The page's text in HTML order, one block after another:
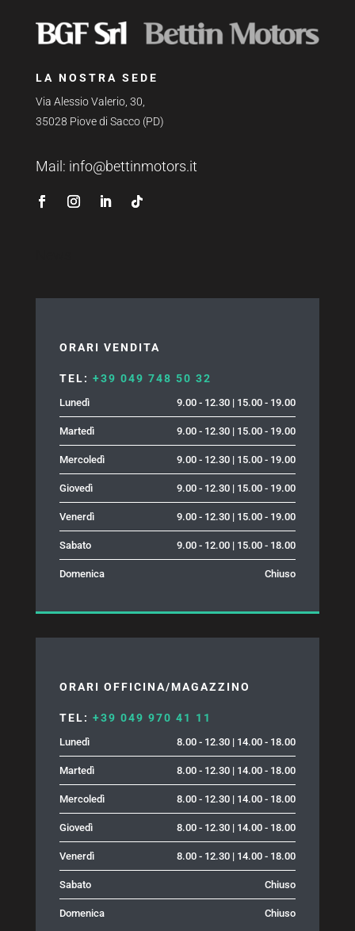
LA NOSTRA SEDE
Via Alessio Valerio, 30,
35028 Piove di Sacco (PD)
Mail: info@bettinmotors.it
ORARI VENDITA
TEL: +39 049 748 50 32
Lunedì 9.00 - 12.30 | 15.00 - 19.00
Martedì 9.00 - 12.30 | 15.00 - 19.00
Mercoledì 9.00 - 12.30 | 15.00 - 19.00
Giovedì 9.00 - 12.30 | 15.00 - 19.00
Venerdì 9.00 - 12.30 | 15.00 - 19.00
Sabato 9.00 - 12.00 | 15.00 - 18.00
Domenica Chiuso
ORARI OFFICINA/MAGAZZINO
TEL: +39 049 970 41 11
Lunedì 8.00 - 12.30 | 14.00 - 18.00
Martedì 8.00 - 12.30 | 14.00 - 18.00
Mercoledì 8.00 - 12.30 | 14.00 - 18.00
Giovedì 8.00 - 12.30 | 14.00 - 18.00
Venerdì 8.00 - 12.30 | 14.00 - 18.00
Sabato Chiuso
Domenica Chiuso